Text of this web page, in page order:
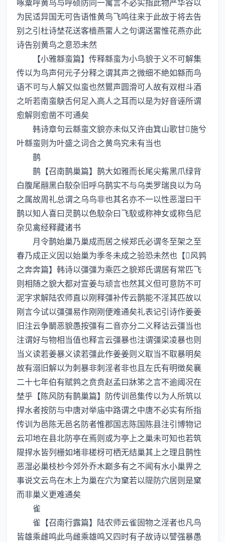
为民适异国无可告语惟黄鸟飞鸣往来于此故于将去告
别之引杜诗埜花送客樯燕畱人之句谓送畱惟花燕亦此
诗告别黄鸟之意恐未然
【小雅緜蛮篇】传释緜蛮为小鸟貌于义不可解集
传以为鸟声何元子分释之谓其声之微细不絶如緜而鸟
语不可与人解又似蛮也然鸎声圆滑可人故有双柑斗酒
之听若南蛮鴃舌何足入高人之耳而以是为好音诬所谓
愈解则愈凿不可通矣
韩诗章句云緜蛮文貌亦未似又许由箕山歌甘施兮
叶緜蛮则为叶盛之词合之黄鸟究未有当也
鹊
鹊【召南鹊巢篇】鹊大如雅而长尾尖觜黑爪绿背
白腹尾翮黑白駮杂旧呼乌鹊实不与乌类罗瑞良以为乌
之属故周礼总谓之乌鸟非也其名亦不一以性恶湿曰干
鹊以知人喜曰灵鹊以色駮杂曰飞駮或称神女或称刍尼
杂见禽经释藏诸书
月令鹊始巢乃巢成而居之候郑氏必谓冬至架之至
春乃成正义因以始巢为季冬未成之验恐未然也【风鹑
之奔奔篇】韩诗以彊彊为乘匹之貌郑氏谓居有常匹飞
则相随之貌大都对宣姜与顽言也然其义但可意防不可
泥字求解陆农师直以刚释彊补传云鹊能不淫其匹故以
刚言今试以彊彊易作刚刚便难通矣礼表记引诗作姜姜
旧注云争鬭恶貌愚按彊有二音亦分二义释诂云彊当也
注谓好与物相当值也释言云彊暴也注谓彊梁凌暴也则
当义读若姜暴义读若彊此作姜姜则义取当不取暴明矣
故有溺旧解以为刺暴非刺淫者非也且左氏有明徴矣襄
二十七年伯有赋鹑之贲贲赵孟曰牀笫之言不逾阈况在
埜乎【陈风防有鹊巢篇】防传训邑集传以为人所筑以
捍水者按防与中唐对举庙中路谓之中唐不必实有所指
传训为邑陈无邑名防者惟郡国志陈国陈县注引博物记
云卭地在县北防亭在焉则或为亭上之巢未可知也若筑
隄捍水皆列栅如堵非槎枒可栖无结巢其上之理且鹊性
恶湿必巢枝杪今郊外乔木巅多有之不闻有水小巢畀之
事说文云鸟在木上为巢在穴为窠若以隄防穴居则是窠
而非巢义更难通矣
雀
雀【召南行露篇】陆农师云雀固物之淫者也凡鸟
皆雄乘雌鸣此鸟雌乘雄鸣又四时有子故诗以譬强暴愚